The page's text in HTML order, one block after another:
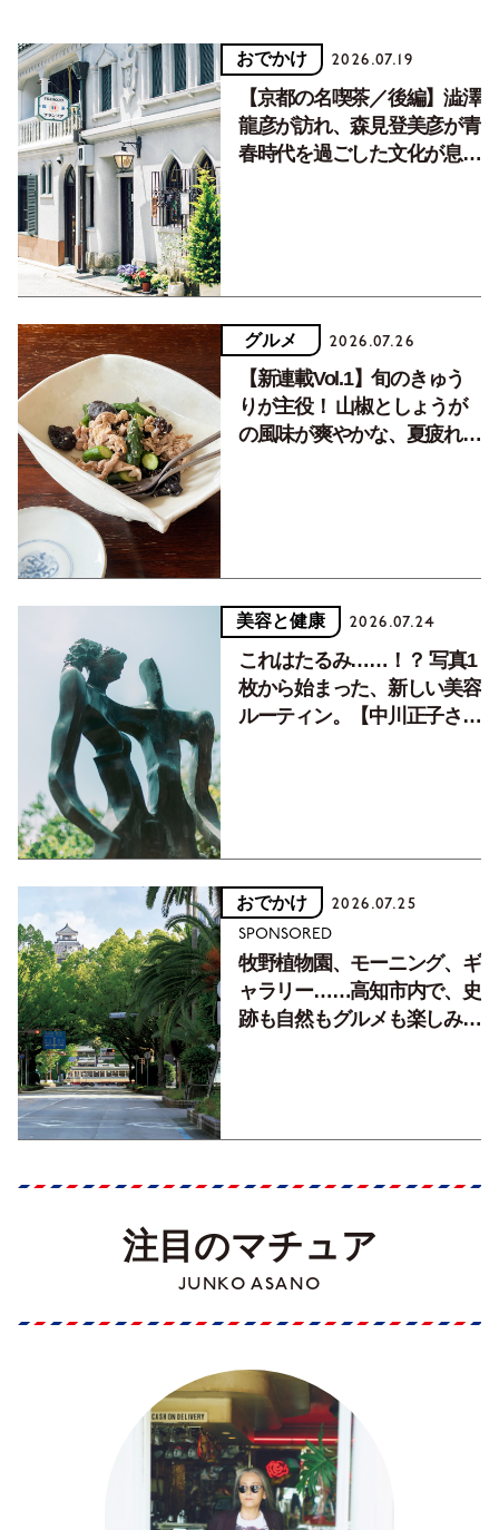
おでかけ 2026.07.19
【京都の名喫茶／後編】澁澤
龍彦が訪れ、森見登美彦が青
春時代を過ごした文化が息づ
グルメ 2026.07.26
【新連載Vol.1】旬のきゅう
りが主役！ 山椒としょうが
の風味が爽やかな、夏疲れを
美容と健康 2026.07.24
これはたるみ……！？ 写真1
枚から始まった、新しい美容
ルーティン。【中川正子さん
おでかけ 2026.07.25
SPONSORED
牧野植物園、モーニング、ギ
ャラリー……高知市内で、史
跡も自然もグルメも楽しみ尽
注目のマチュア
JUNKO ASANO